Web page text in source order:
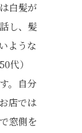
白髪が
し、髪
ような
代）
。自分
店では
窓側を